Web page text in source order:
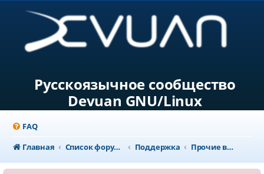
Русскоязычное сообщество
Devuan GNU/Linux
FAQ
Главная
Список форумов Поддержка Прочие вопросы